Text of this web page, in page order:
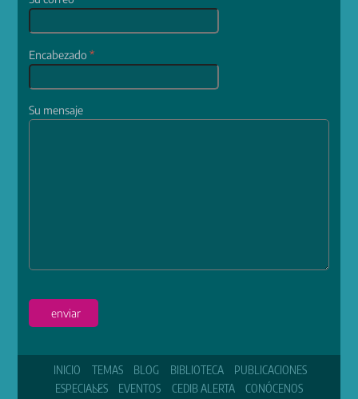
Encabezado*
Su mensaje
enviar
INICIO TEMAS BLOG BIBLIOTECA
PUBLICACIONES
ESPECIALES
EVENTOS CEDIB ALERTA CONÓCENOS